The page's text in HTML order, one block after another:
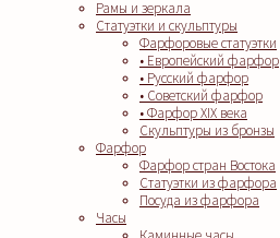
Рамы и зеркала
Статуэтки и скульптуры
Фарфоровые статуэтки
• Европейский фарфор
• Русский фарфор
• Советский фарфор
• Фарфор XIX века
Скульптуры из бронзы
Фарфор
Фарфор стран Востока
Статуэтки из фарфора
Посуда из фарфора
Часы